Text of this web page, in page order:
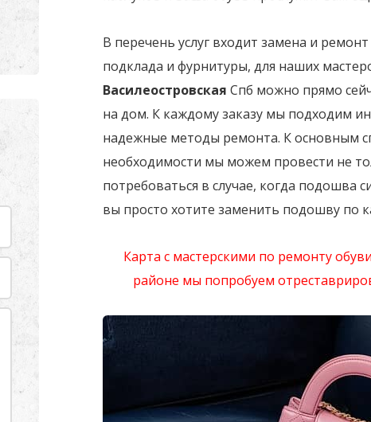
В перечень услуг входит замена и
подклада и фурнитуры, для наших
Василеостровская Спб можно прямо
на дом. К каждому заказу мы подходим
надежные методы ремонта. К основным
необходимости мы можем провести не
потребоваться в случае, когда подошва
вы просто хотите заменить подошву по
Карта с мастерскими по ремонту
районе мы попробуем